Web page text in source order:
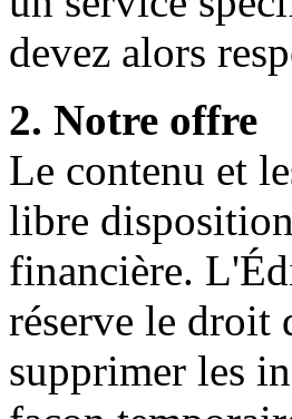
devez alors
2. Notre offre
Le contenu et
libre
financière.
réserve le droit
supprimer les